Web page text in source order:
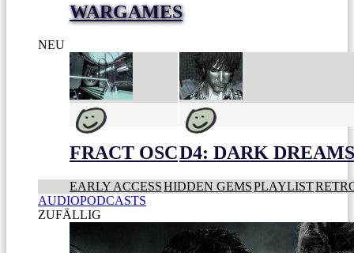
WARGAMES
NEU
FRACT OSCD4: DARK
EARLY ACCESSHIDDEN GEMSPLAYLIST
AUDIOPODCASTS
ZUFÄLLIG